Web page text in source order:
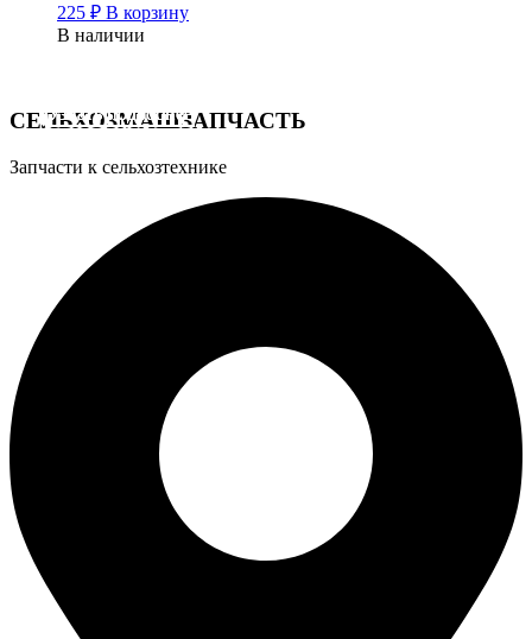
225 ₽ В корзину
В наличии
Узнать подробнее
Узнать подробнее
Узнать подробнее
СЕЛЬХОЗМАШЗАПЧАСТЬ
Запчасти к сельхозтехнике